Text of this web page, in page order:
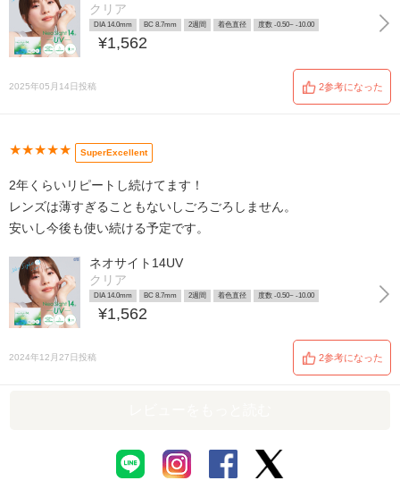
クリア
DIA 14.0mm BC 8.7mm 2週間 着色直径 度数 -0.50~ -10.00
¥1,562
2025年05月14日投稿 2参考になった
★★★★★ SuperExcellent
2年くらいリピートし続けてます！
レンズは薄すぎることもないしごろごろしません。
安いし今後も使い続ける予定です。
ネオサイト14UV
クリア
DIA 14.0mm BC 8.7mm 2週間 着色直径 度数 -0.50~ -10.00
¥1,562
2024年12月27日投稿 2参考になった